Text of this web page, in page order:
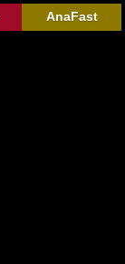
AnaFast